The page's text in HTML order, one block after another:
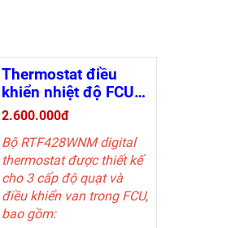
Thermostat điều
khiển nhiệt độ FCU
Resideo
(Modbus RTU)
2.600.000đ
Bộ RTF428WNM digital
thermostat được thiết kế
cho 3 cấp độ quạt và
điều khiển van trong FCU,
bao gồm: